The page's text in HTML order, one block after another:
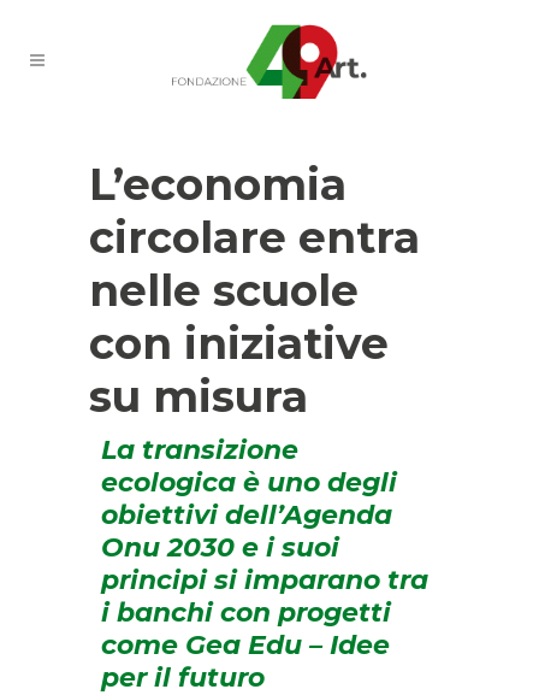
L’economia
circolare entra
nelle scuole
con iniziative
su misura
La transizione
ecologica è uno degli
obiettivi dell’Agenda
Onu 2030 e i suoi
principi si imparano tra
i banchi con progetti
come Gea Edu – Idee
per il futuro